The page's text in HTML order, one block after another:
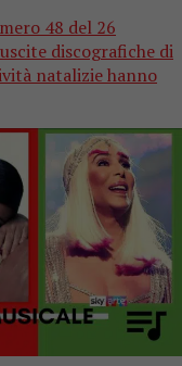
48 del 26
discografiche di
natalizie hanno